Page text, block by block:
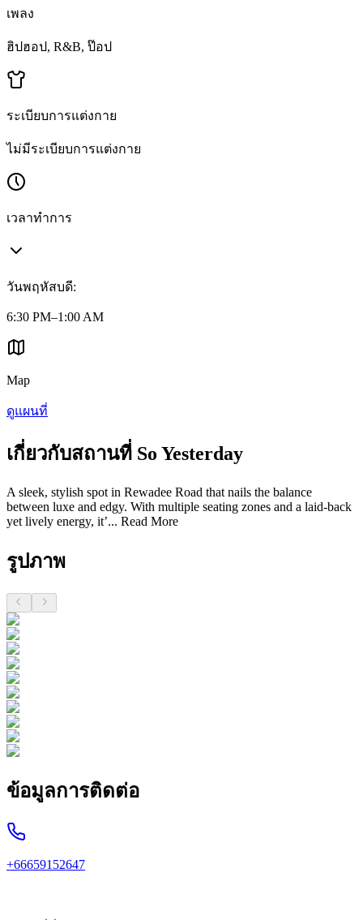
เพลง
ฮิปฮอป, R&B, ป๊อป
ระเบียบการแต่งกาย
ไม่มีระเบียบการแต่งกาย
เวลาทำการ
วันพฤหัสบดี:
6:30 PM–1:00 AM
Map
ดูแผนที่
เกี่ยวกับสถานที่ So Yesterday
A sleek, stylish spot in Rewadee Road that nails the balance
between luxe and edgy. With multiple seating zones and a laid-back
yet lively energy, it’... Read More
รูปภาพ
ข้อมูลการติดต่อ
+66659152647